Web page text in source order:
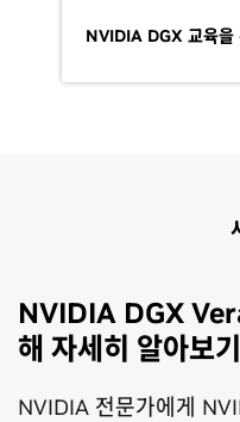
NVIDIA DGX 교육을
NVIDIA DGX
해 자세히 알아보기
NVIDIA 전문가에게